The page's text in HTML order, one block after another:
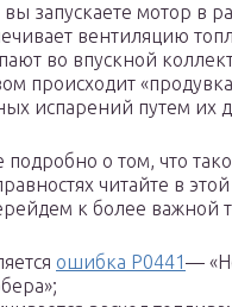
вы запускаете мотор в
вентиляцию
во впускной
происходит
испарений путем их
подробно о том, что
читайте в
к более важной
ошибка Р0441—